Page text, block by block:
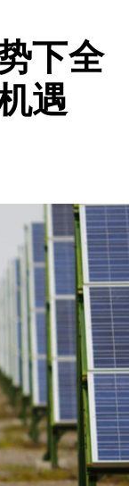
下全
遇